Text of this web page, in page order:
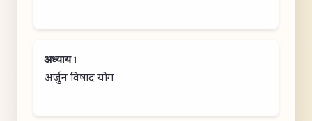
अध्याय 1
अर्जुन विषाद योग